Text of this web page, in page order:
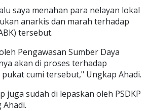
saya menahan para nelayan lokal
anarkis dan marah terhadap
tersebut.
Pengawasan Sumber Daya
akan di proses terhadap
cumi tersebut," Ungkap Ahadi.
sudah di lepaskan oleh PSDKP